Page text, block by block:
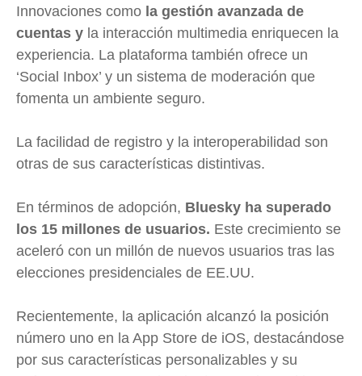
Innovaciones como la gestión avanzada de
cuentas y la interacción multimedia enriquecen la
experiencia. La plataforma también ofrece un
‘Social Inbox’ y un sistema de moderación que
fomenta un ambiente seguro.
La facilidad de registro y la interoperabilidad son
otras de sus características distintivas.
En términos de adopción, Bluesky ha superado
los 15 millones de usuarios. Este crecimiento se
aceleró con un millón de nuevos usuarios tras las
elecciones presidenciales de EE.UU.
Recientemente, la aplicación alcanzó la posición
número uno en la App Store de iOS, destacándose
por sus características personalizables y su